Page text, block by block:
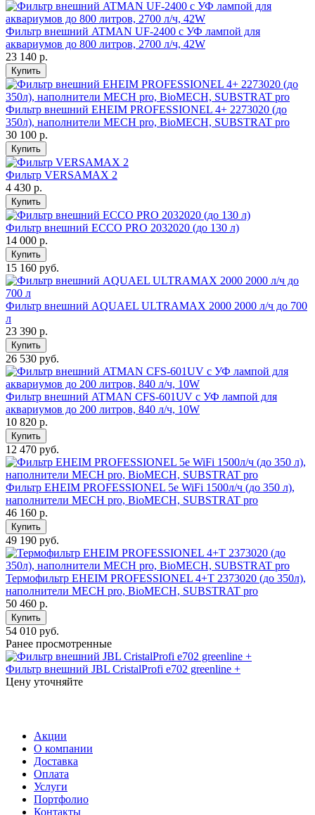
Фильтр внешний ATMAN UF-2400 с УФ лампой для
аквариумов до 800 литров, 2700 л/ч, 42W
23 140 р.
Купить
Фильтр внешний EHEIM PROFESSIONEL 4+ 2273020 (до
350л), наполнители MECH pro, BioMECH, SUBSTRAT pro
30 100 р.
Купить
Фильтр VERSAMAX 2
4 430 р.
Купить
Фильтр внешний ECCO PRO 2032020 (до 130 л)
14 000 р.
Купить
15 160 руб.
Фильтр внешний AQUAEL ULTRAMAX 2000 2000 л/ч до 700
л
23 390 р.
Купить
26 530 руб.
Фильтр внешний ATMAN CFS-601UV с УФ лампой для
аквариумов до 200 литров, 840 л/ч, 10W
10 820 р.
Купить
12 470 руб.
Фильтр EHEIM PROFESSIONEL 5e WiFi 1500л/ч (до 350 л),
наполнители MECH pro, BioMECH, SUBSTRAT pro
46 160 р.
Купить
49 190 руб.
Термофильтр EHEIM PROFESSIONEL 4+T 2373020 (до 350л),
наполнители MECH pro, BioMECH, SUBSTRAT pro
50 460 р.
Купить
54 010 руб.
Ранее просмотренные
Фильтр внешний JBL CristalProfi e702 greenline +
Цену уточняйте
Акции
О компании
Доставка
Оплата
Услуги
Портфолио
Контакты